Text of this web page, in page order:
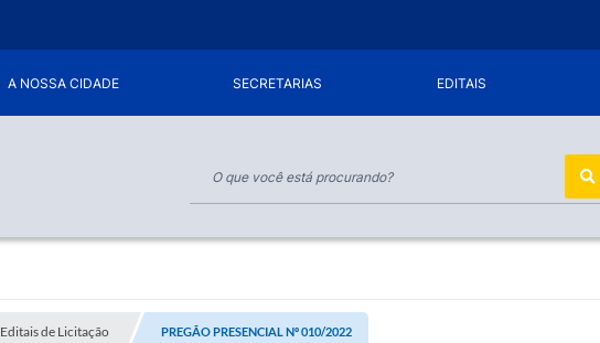
A NOSSA CIDADE SECRETARIAS EDITAIS
Editais de Licitação PREGÃO PRESENCIAL Nº 010/2022